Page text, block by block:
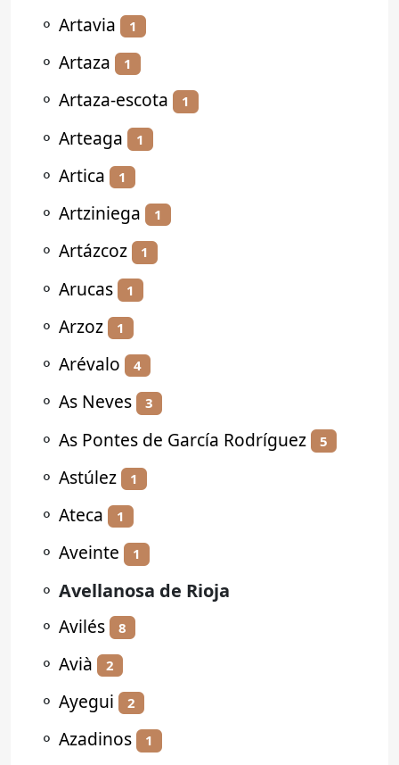
⚬ Artavia 1
⚬ Artaza 1
⚬ Artaza-escota 1
⚬ Arteaga 1
⚬ Artica 1
⚬ Artziniega 1
⚬ Artázcoz 1
⚬ Arucas 1
⚬ Arzoz 1
⚬ Arévalo 4
⚬ As Neves 3
⚬ As Pontes de García Rodríguez 5
⚬ Astúlez 1
⚬ Ateca 1
⚬ Aveinte 1
⚬ Avellanosa de Rioja
⚬ Avilés 8
⚬ Avià 2
⚬ Ayegui 2
⚬ Azadinos 1